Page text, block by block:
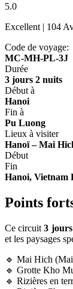
5.0
Excellent | 104
Code de voyage:
MC-MH-PL-3J
Durée
3 jours 2 nuits
Début à
Hanoi
Fin à
Pu Luong
Lieux à visiter
Hanoï – Mai
Début
Fin
Hanoi, Vietnam
Points
Ce circuit3
et les paysages
🔹 Mai Hich (Mai
🔹 Grotte Kho
🔹 Rizières en